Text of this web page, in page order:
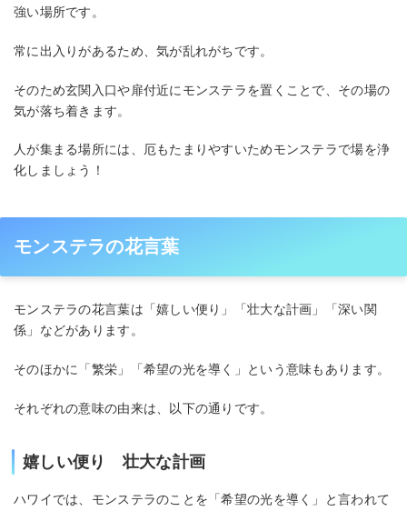
強い場所です。
常に出入りがあるため、気が乱れがちです。
そのため玄関入口や扉付近にモンステラを置くことで、その場の
気が落ち着きます。
人が集まる場所には、厄もたまりやすいためモンステラで場を浄
化しましょう！
モンステラの花言葉
モンステラの花言葉は「嬉しい便り」「壮大な計画」「深い関
係」などがあります。
そのほかに「繁栄」「希望の光を導く」という意味もあります。
それぞれの意味の由来は、以下の通りです。
嬉しい便り 壮大な計画
ハワイでは、モンステラのことを「希望の光を導く」と言われて